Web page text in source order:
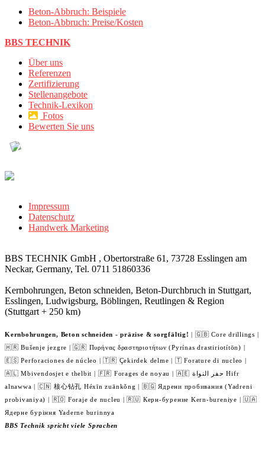
Beton-Abbruch: Beispiele
Beton-Abbruch: Preise/Kosten
BBS TECHNIK
Über uns
Referenzen
Zertifizierung
Stellenangebote
Technik-Lexikon
Fotos
Bewerten Sie uns
Impressum
Datenschutz
Handwerk Marketing
BBS TECHNIK GmbH , Obertorstraße 61, 73728 Esslingen am
Neckar, Germany, Tel. 0711 51860336
Kernbohrungen, Beton schneiden, Beton-Durchbruch in Stuttgart,
Esslingen, Ludwigsburg, Böblingen, Reutlingen & Region
(Stuttgart + 250 km)
Kernbohrungen, Beton schneiden - präzise & sorgfältig! | 🇬🇧 Core drillings |
🇭🇷 Bušenje jezgre | 🇬🇷 Πυρήνας δραστηριοτήτων (Pyrínas drastiriotítōn) |
🇪🇸 Perforaciones de núcleo | 🇹🇷 Çekirdek delme | 🇹 Forature di nucleo |
🇦🇱 Mbivendosjet e thelbit | 🇫🇷 Forages de noyau | 🇦🇪 حفر النواة Hifr
alnawwa | 🇨🇳 核心钻孔 Héxīn zuānkǒng | 🇧🇬 Ядрени пробивания (Yadreni
probivaniya) | 🇷🇴 Foraje de nucleu | 🇷🇺 Керн-бурение Kern-bureniye | 🇺🇦
Ядерне буріння Yaderne burinnya
BBS Technik spricht viele Sprachen